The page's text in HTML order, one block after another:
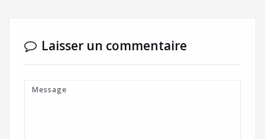
Laisser un commentaire